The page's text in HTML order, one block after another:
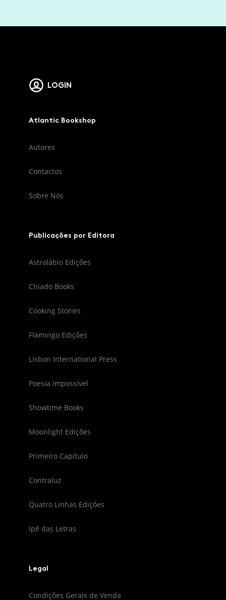
LOGIN
Atlantic Bookshop
Autores
Contactos
Sobre Nós
Publicações por Editora
Astrolábio Edições
Chiado Books
Cooking Stories
Flamingo Edições
Lisbon International Press
Poesia Impossível
Showtime Books
Moonlight Edições
Primeiro Capítulo
Contraluz
Quatro Linhas Edições
Ipê das Letras
Legal
Condições Gerais de Venda